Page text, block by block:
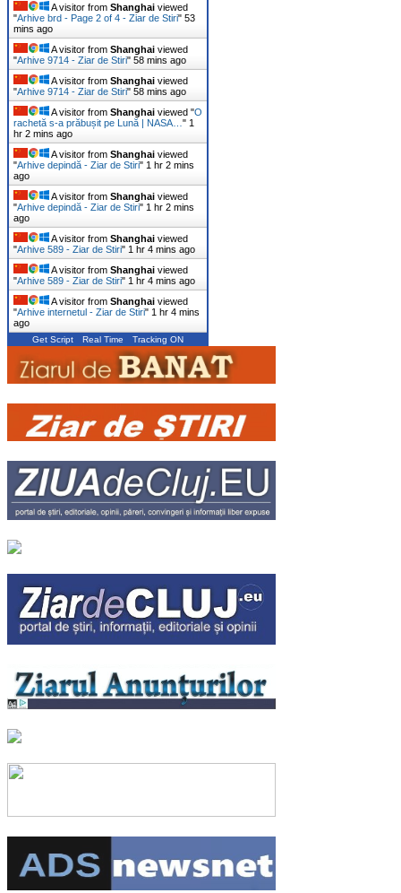
A visitor from Shanghai viewed
"Arhive brd - Page 2 of 4 - Ziar de Stiri" 53
mins ago
A visitor from Shanghai viewed
"Arhive 9714 - Ziar de Stiri" 58 mins ago
A visitor from Shanghai viewed
"Arhive 9714 - Ziar de Stiri" 58 mins ago
A visitor from Shanghai viewed "O
rachetă s-a prăbușit pe Lună | NASA… " 1
hr 2 mins ago
A visitor from Shanghai viewed
"Arhive depindă - Ziar de Stiri" 1 hr 2 mins
ago
A visitor from Shanghai viewed
"Arhive depindă - Ziar de Stiri" 1 hr 2 mins
ago
A visitor from Shanghai viewed
"Arhive 589 - Ziar de Stiri" 1 hr 4 mins ago
A visitor from Shanghai viewed
"Arhive 589 - Ziar de Stiri" 1 hr 4 mins ago
A visitor from Shanghai viewed
"Arhive internetul - Ziar de Stiri" 1 hr 4 mins
ago
Get Script Real Time Tracking ON